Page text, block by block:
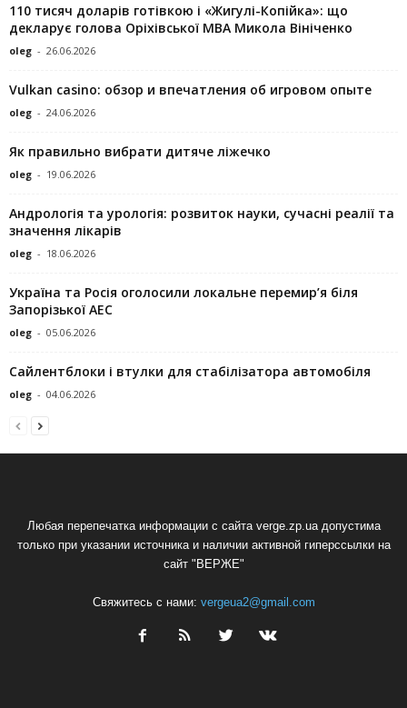
110 тисяч доларів готівкою і «Жигулі-Копійка»: що
декларує голова Оріхівської МВА Микола Вініченко
oleg - 26.06.2026
Vulkan casino: обзор и впечатления об игровом опыте
oleg - 24.06.2026
Як правильно вибрати дитяче ліжечко
oleg - 19.06.2026
Андрологія та урологія: розвиток науки, сучасні реалії та
значення лікарів
oleg - 18.06.2026
Україна та Росія оголосили локальне перемир’я біля
Запорізької АЕС
oleg - 05.06.2026
Сайлентблоки і втулки для стабілізатора автомобіля
oleg - 04.06.2026
Любая перепечатка информации с сайта verge.zp.ua допустима
только при указании источника и наличии активной гиперссылки на
сайт "ВЕРЖЕ"
Свяжитесь с нами: vergeua2@gmail.com